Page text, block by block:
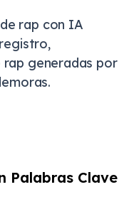
rap con IA
generadas por
Palabras Clave